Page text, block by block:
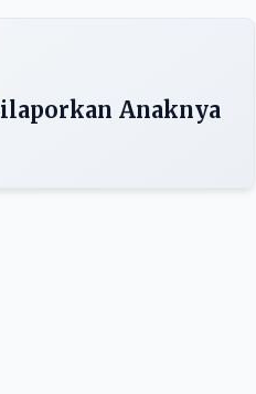
Anaknya